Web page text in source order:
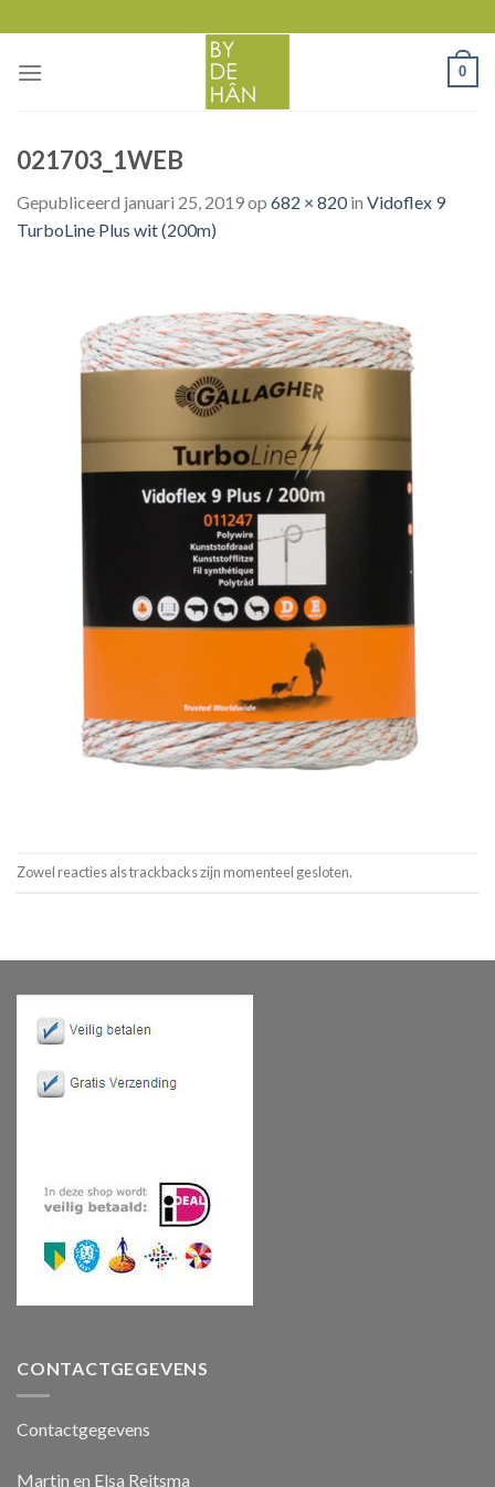
to
content
0
021703_1WEB
Gepubliceerd januari 25, 2019op 682 × 820in Vidoflex 9
TurboLine Plus wit (200m)
Zowel reacties als trackbacks zijn momenteel gesloten.
CONTACTGEGEVENS
Contactgegevens
Martin en Elsa Reitsma